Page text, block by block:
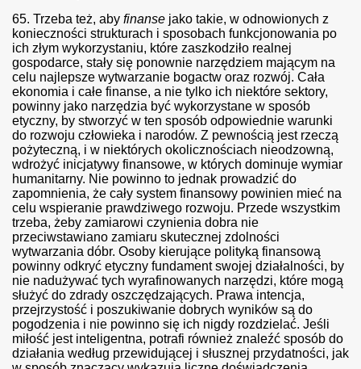
65. Trzeba też, aby finanse jako takie, w odnowionych z
konieczności strukturach i sposobach funkcjonowania po
ich złym wykorzystaniu, które zaszkodziło realnej
gospodarce, stały się ponownie narzędziem mającym na
celu najlepsze wytwarzanie bogactw oraz rozwój. Cała
ekonomia i całe finanse, a nie tylko ich niektóre sektory,
powinny jako narzędzia być wykorzystane w sposób
etyczny, by stworzyć w ten sposób odpowiednie warunki
do rozwoju człowieka i narodów. Z pewnością jest rzeczą
pożyteczną, i w niektórych okolicznościach nieodzowną,
wdrożyć inicjatywy finansowe, w których dominuje wymiar
humanitarny. Nie powinno to jednak prowadzić do
zapomnienia, że cały system finansowy powinien mieć na
celu wspieranie prawdziwego rozwoju. Przede wszystkim
trzeba, żeby zamiarowi czynienia dobra nie
przeciwstawiano zamiaru skutecznej zdolności
wytwarzania dóbr. Osoby kierujące polityką finansową
powinny odkryć etyczny fundament swojej działalności, by
nie nadużywać tych wyrafinowanych narzędzi, które mogą
służyć do zdrady oszczędzających. Prawa intencja,
przejrzystość i poszukiwanie dobrych wyników są do
pogodzenia i nie powinno się ich nigdy rozdzielać. Jeśli
miłość jest inteligentna, potrafi również znaleźć sposób do
działania według przewidującej i słusznej przydatności, jak